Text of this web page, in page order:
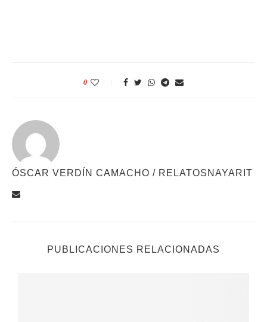
0
ÓSCAR VERDÍN CAMACHO / RELATOSNAYARIT
PUBLICACIONES RELACIONADAS